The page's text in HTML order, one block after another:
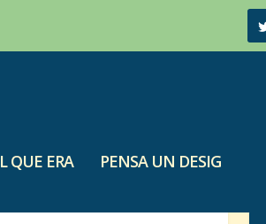
QUE ERA PENSA UN DESIG